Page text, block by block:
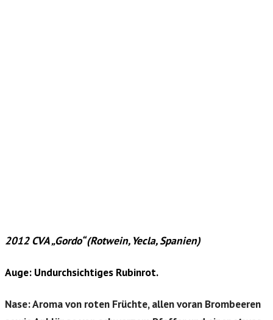
2012 CVA „Gordo“ (Rotwein, Yecla, Spanien)
Auge: Undurchsichtiges Rubinrot.
Nase: Aroma von roten Früchte, allen voran Brombeeren